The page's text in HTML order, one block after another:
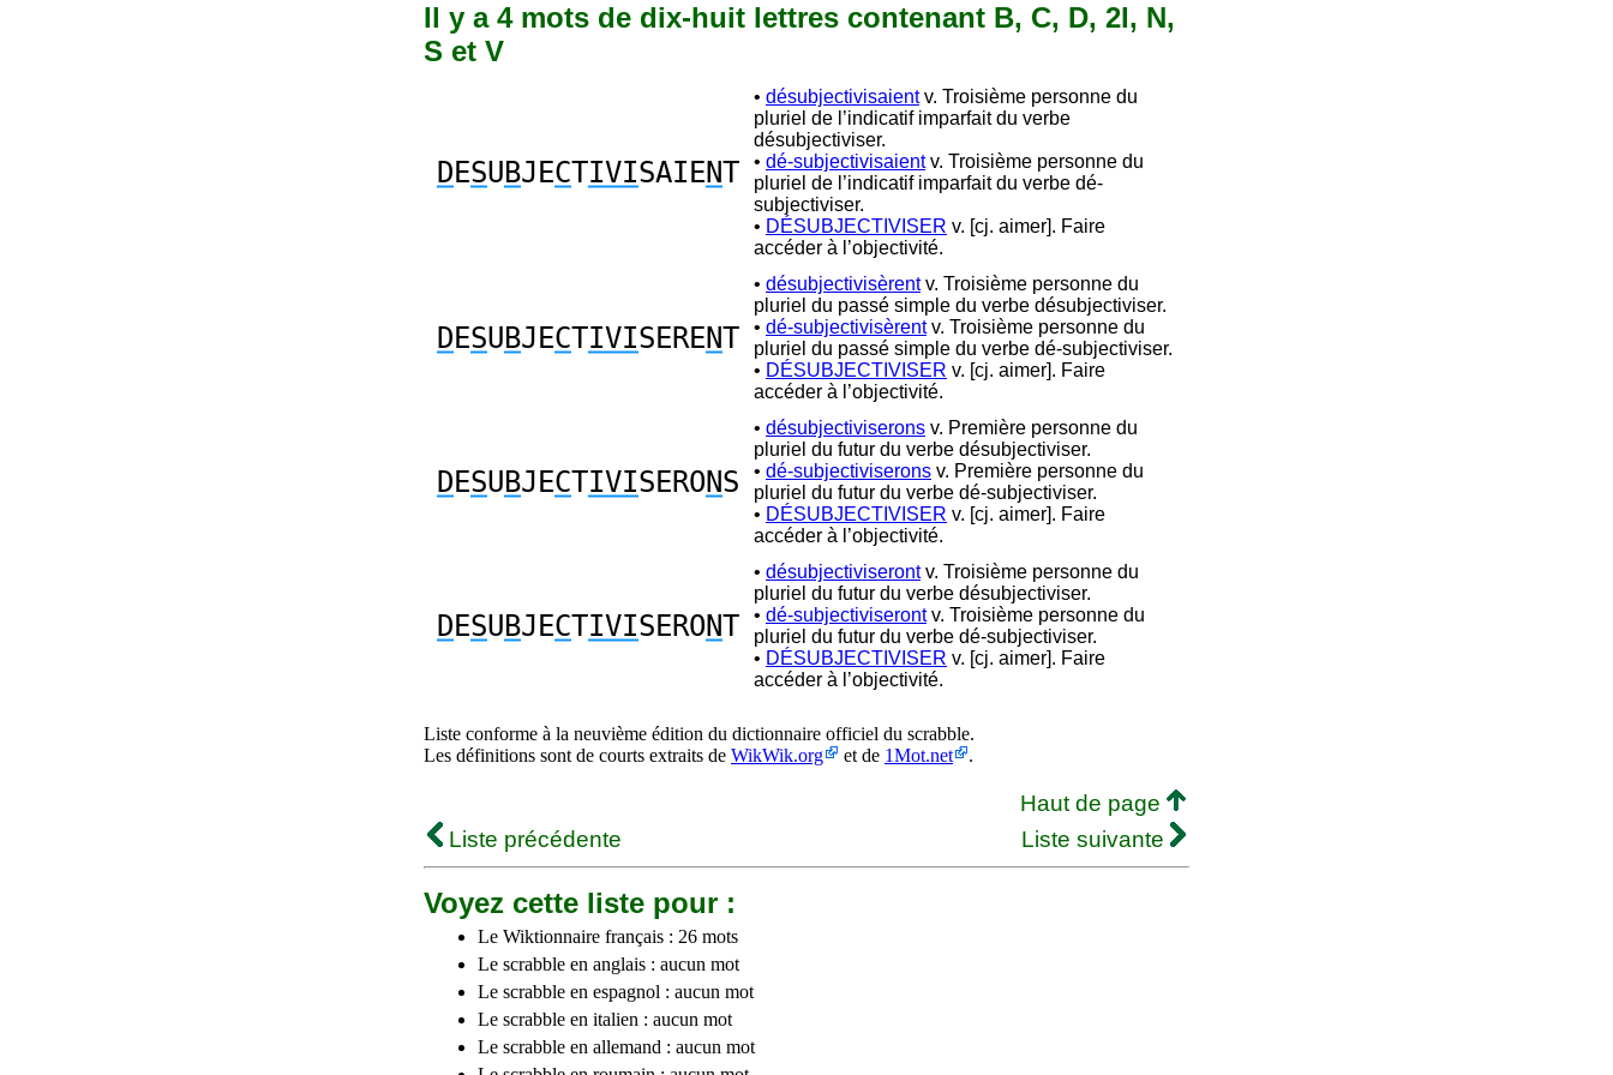
Il y a 4 mots de dix-huit lettres contenant B, C, D, 2I, N,
S et V
DESUBJECTIVISAIENT
• désubjectivisaientv. Troisième personne du
pluriel de l’indicatif imparfait du verbe
désubjectiviser.
• dé-subjectivisaientv. Troisième personne du
pluriel de l’indicatif imparfait du verbe dé-
subjectiviser.
• DÉSUBJECTIVISER v. [cj. aimer]. Faire
accéder à l’objectivité.
DESUBJECTIVISERENT
• désubjectivisèrentv. Troisième personne du
pluriel du passé simple du verbe désubjectiviser.
• dé-subjectivisèrentv. Troisième personne du
pluriel du passé simple du verbe dé-subjectiviser.
• DÉSUBJECTIVISER v. [cj. aimer]. Faire
accéder à l’objectivité.
DESUBJECTIVISERONS
• désubjectiviserons v. Première personne du
pluriel du futur du verbe désubjectiviser.
• dé-subjectiviserons v. Première personne du
pluriel du futur du verbe dé-subjectiviser.
• DÉSUBJECTIVISER v. [cj. aimer]. Faire
accéder à l’objectivité.
DESUBJECTIVISERONT
• désubjectiviserontv. Troisième personne du
pluriel du futur du verbe désubjectiviser.
• dé-subjectiviserontv. Troisième personne du
pluriel du futur du verbe dé-subjectiviser.
• DÉSUBJECTIVISER v. [cj. aimer]. Faire
accéder à l’objectivité.
Liste conforme à la neuvième édition du dictionnaire officiel du scrabble.
Les définitions sont de courts extraits de WikWik.org et de 1Mot.net .
Haut de page
Liste précédente
Liste suivante
Voyez cette liste pour :
Le Wiktionnaire français : 26 mots
Le scrabble en anglais : aucun mot
Le scrabble en espagnol : aucun mot
Le scrabble en italien : aucun mot
Le scrabble en allemand : aucun mot